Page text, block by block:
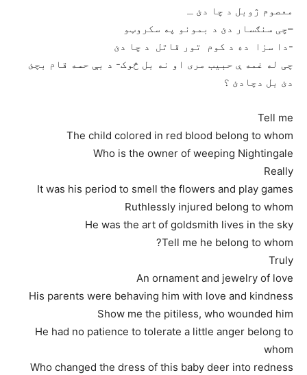
معصوم ژوبل د چا دئ ـ
–چی سنګسار دئ د بمونو په سکروټو
-دا سزا ده د کوم تور قاتل د چا دئ
چی له غمه ې حبیب مری او نه بل څوک- د بې حسه قام بچئ
دئ بل دچادئ ؟
Tell me
The child colored in red blood belong to whom
Who is the owner of weeping Nightingale
Really
It was his period to smell the flowers and play games
Ruthlessly injured belong to whom
He was the art of goldsmith lives in the sky
Tell me he belong to whom?
Truly
An ornament and jewelry of love
His parents were behaving him with love and kindness
Show me the pitiless, who wounded him
He had no patience to tolerate a little anger belong to
whom
Who changed the dress of this baby deer into redness